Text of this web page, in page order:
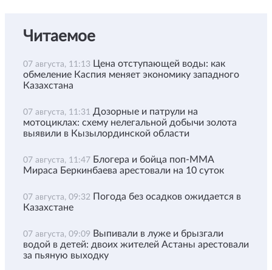
Читаемое
07 августа, 11:13 Цена отступающей воды: как
обмеление Каспия меняет экономику западного
Казахстана
07 августа, 11:31 Дозорные и патрули на
мотоциклах: схему нелегальной добычи золота
выявили в Кызылординской области
07 августа, 11:47 Блогера и бойца поп-ММА
Мираса Беркинбаева арестовали на 10 суток
07 августа, 09:32 Погода без осадков ожидается в
Казахстане
07 августа, 09:09 Выпивали в луже и брызгали
водой в детей: двоих жителей Астаны арестовали
за пьяную выходку